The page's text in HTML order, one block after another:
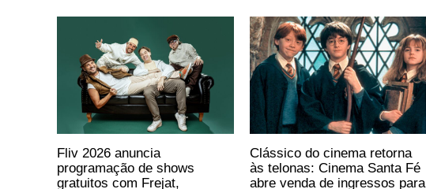
Fliv 2026 anuncia
programação de shows
gratuitos com Frejat,
Clássico do cinema retorna
às telonas: Cinema Santa Fé
abre venda de ingressos para